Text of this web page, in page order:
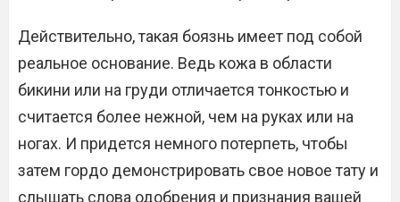
Действительно, такая боязнь имеет под собой
реальное основание. Ведь кожа в области
бикини или на груди отличается тонкостью и
считается более нежной, чем на руках или на
ногах. И придется немного потерпеть, чтобы
затем гордо демонстрировать свое новое тату и
слышать слова одобрения и признания вашей